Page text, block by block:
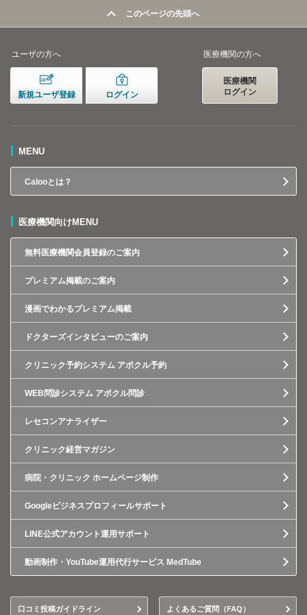
このページの先頭へ
ユーザの方へ
新規ユーザ登録 ログイン
医療機関の方へ
医療機関
ログイン
MENU
Calooとは？
医療機関向けMENU
無料医療機関会員登録のご案内
プレミアム掲載のご案内
漫画でわかるプレミアム掲載
ドクターズインタビューのご案内
クリニック予約システム アポクル予約
WEB問診システム アポクル問診
レセコンアナライザー
クリニック経営マガジン
病院・クリニック ホームページ制作
Googleビジネスプロフィールサポート
LINE公式アカウント運用サポート
動画制作・YouTube運用代行サービス MedTube
口コミ投稿ガイドライン よくあるご質問（FAQ）